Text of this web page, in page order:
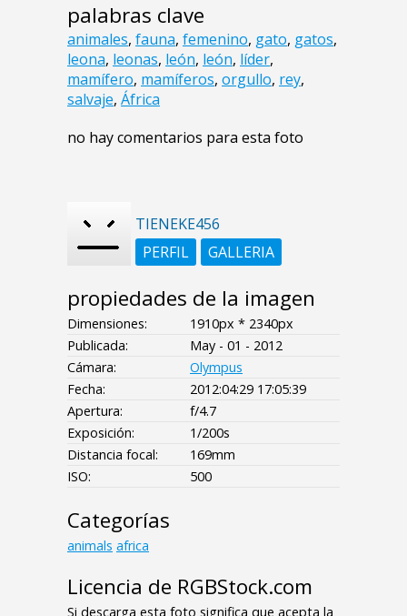
palabras clave
animales, fauna, femenino, gato, gatos,
leona, leonas, león, león, líder,
mamífero, mamíferos, orgullo, rey,
salvaje, África
no hay comentarios para esta foto
TIENEKE456
PERFIL
GALLERIA
propiedades de la imagen
Dimensiones:
1910px * 2340px
Publicada:
May - 01 - 2012
Cámara:
Olympus
Fecha:
2012:04:29 17:05:39
Apertura:
f/4.7
Exposición:
1/200s
Distancia focal:
169mm
ISO:
500
Categorías
animals africa
Licencia de RGBStock.com
Si descarga esta foto significa que acepta la